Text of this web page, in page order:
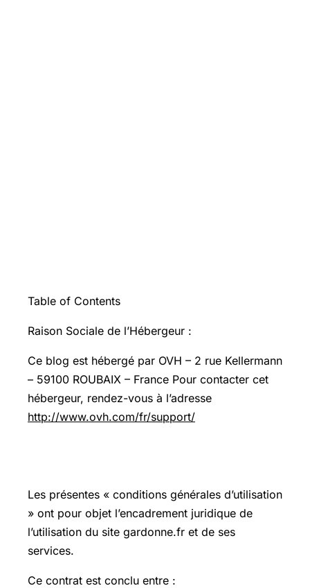
Table of Contents
Raison Sociale de l’Hébergeur :
Ce blog est hébergé par OVH – 2 rue Kellermann
– 59100 ROUBAIX – France Pour contacter cet
hébergeur, rendez-vous à l’adresse
http://www.ovh.com/fr/support/
Les présentes « conditions générales d’utilisation
» ont pour objet l’encadrement juridique de
l’utilisation du site gardonne.fr et de ses
services.
Ce contrat est conclu entre :